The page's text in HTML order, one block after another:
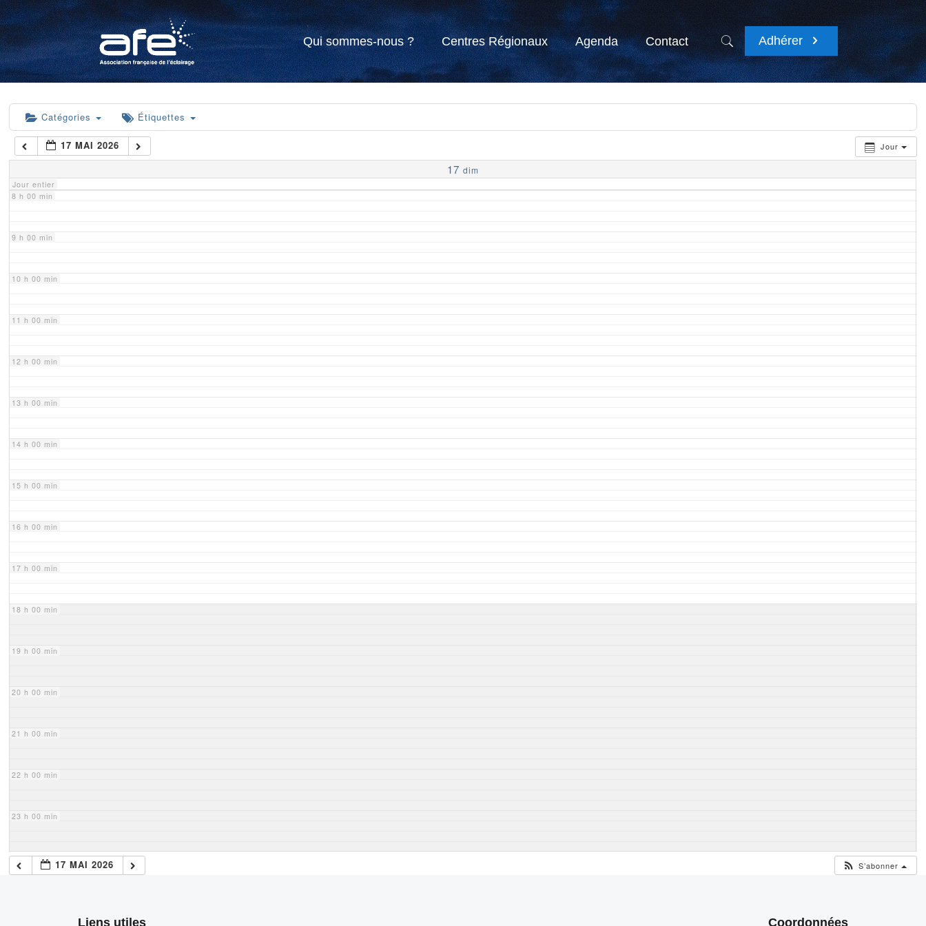
Qui sommes-nous ? Centres Régionaux Agenda Contact Adhérer
Catégories Étiquettes
Jour
17 MAI 2026
17 dim
Jour entier
4 h 00 min
5 h 00 min
6 h 00 min
7 h 00 min
8 h 00 min
9 h 00 min
10 h 00 min
11 h 00 min
12 h 00 min
13 h 00 min
14 h 00 min
15 h 00 min
16 h 00 min
17 h 00 min
18 h 00 min
19 h 00 min
20 h 00 min
21 h 00 min
22 h 00 min
23 h 00 min
17 MAI 2026 S’abonner
Liens utiles Coordonnées